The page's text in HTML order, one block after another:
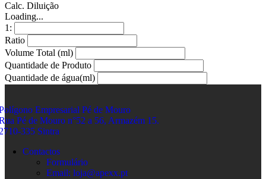
Calc. Diluição
Loading...
1:
Ratio
Volume Total (ml)
Quantidade de Produto
Quantidade de água(ml)
Empresarial Pé de Mouro
Pé de Mouro n°52 a 56, Armazém 15.
335 Sintra
Contactos
Formulário
Email: loja@apexx.pt